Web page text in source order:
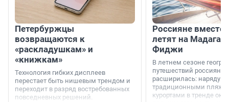
Петербуржцы
возвращаются к
«раскладушкам» и
«книжкам»
Технология гибких дисплеев
перестает быть нишевым трендом и
переходит в разряд востребованных
повседневных решений.
Россияне вместо
летят на
Фиджи
В летнем сезоне
путешествий россиян
расширилась: наряду с
традиционными
курортами в тренде